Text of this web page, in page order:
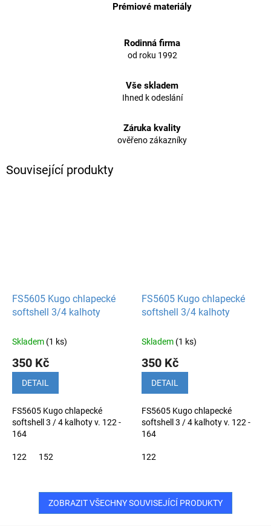
Prémiové materiály
Rodinná firma
od roku 1992
Vše skladem
Ihned k odeslání
Záruka kvality
ověřeno zákazníky
Související produkty
FS5605 Kugo chlapecké
softshell 3/4 kalhoty
Skladem (1 ks)
350 Kč
DETAIL
FS5605 Kugo chlapecké
softshell 3 / 4 kalhoty v. 122 -
164
122 152
FS5605 Kugo chlapecké
softshell 3/4 kalhoty
Skladem (1 ks)
350 Kč
DETAIL
FS5605 Kugo chlapecké
softshell 3 / 4 kalhoty v. 122 -
164
122
ZOBRAZIT VŠECHNY SOUVISEJÍCÍ PRODUKTY